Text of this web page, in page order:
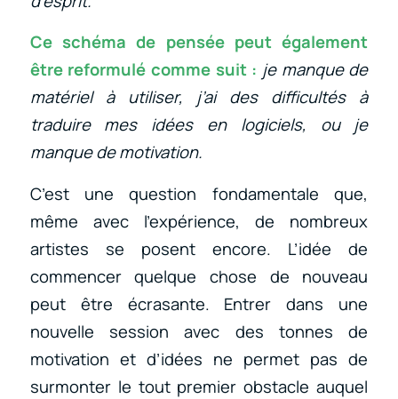
Ce schéma de pensée peut également
être reformulé comme suit : je manque de
matériel à utiliser, j’ai des difficultés à
traduire mes idées en logiciels, ou je
manque de motivation.
C’est une question fondamentale que,
même avec l’expérience, de nombreux
artistes se posent encore. L’idée de
commencer quelque chose de nouveau
peut être écrasante. Entrer dans une
nouvelle session avec des tonnes de
motivation et d’idées ne permet pas de
surmonter le tout premier obstacle auquel